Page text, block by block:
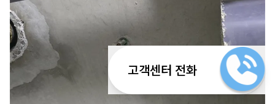
고객센터 전화